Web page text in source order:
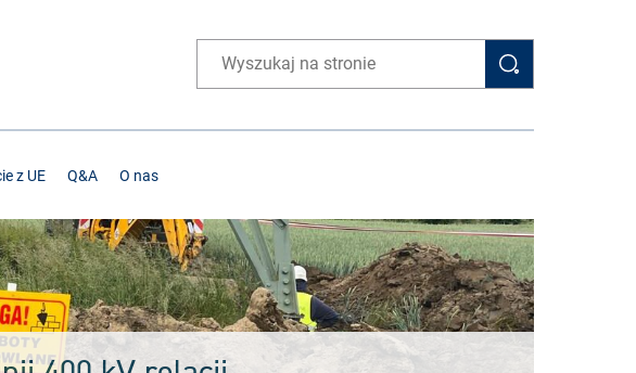
Wpisz wyszukiwaną frazę
z UE Q&A O nas